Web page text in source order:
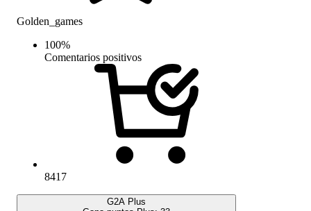
Golden_games
100%
Comentarios positivos
8417
G2A Plus